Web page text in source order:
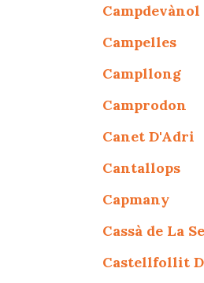
Campdevànol
Campelles
Campllong
Camprodon
Canet D'Adri
Cantallops
Capmany
Cassà de La
Castellfollit